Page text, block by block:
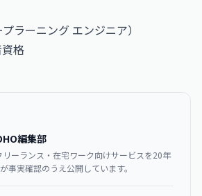
ラーニング エンジニア）
格
編集部
ーランス・在宅ワーク向けサービスを20年
事実確認のうえ公開しています。